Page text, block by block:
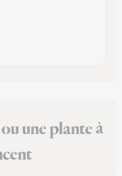
une plante à